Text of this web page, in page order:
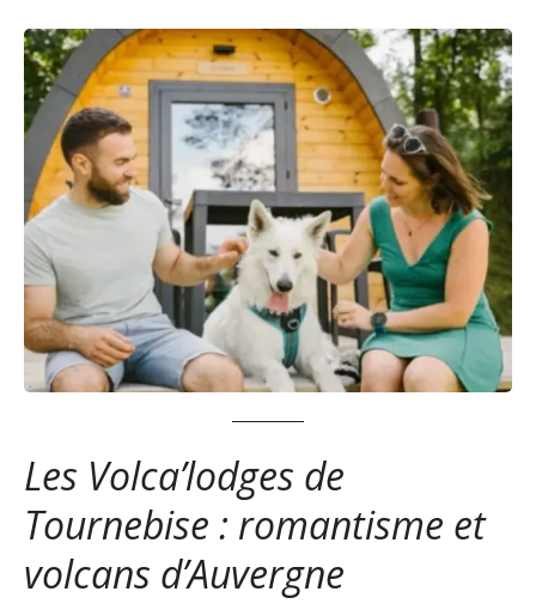
Les Volca’lodges de
Tournebise : romantisme et
volcans d’Auvergne